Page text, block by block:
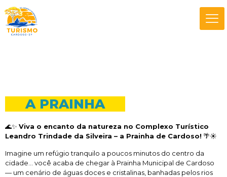
A PRAINHA
🌊✨ Viva o encanto da natureza no Complexo Turístico
Leandro Trindade da Silveira – a Prainha de Cardoso! 🌴☀️
Imagine um refúgio tranquilo a poucos minutos do centro da
cidade… você acaba de chegar à Prainha Municipal de Cardoso
— um cenário de águas doces e cristalinas, banhadas pelos rios